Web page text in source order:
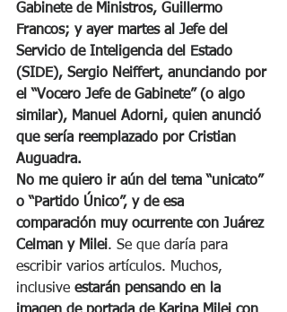
Gabinete de Ministros, Guillermo
Francos; y ayer martes al Jefe del
Servicio de Inteligencia del Estado
(SIDE), Sergio Neiffert, anunciando por
el “Vocero Jefe de Gabinete” (o algo
similar), Manuel Adorni, quien anunció
que sería reemplazado por Cristian
Auguadra.
No me quiero ir aún del tema “unicato”
o “Partido Único”, y de esa
comparación muy ocurrente con Juárez
Celman y Milei. Se que daría para
escribir varios artículos. Muchos,
inclusive estarán pensando en la